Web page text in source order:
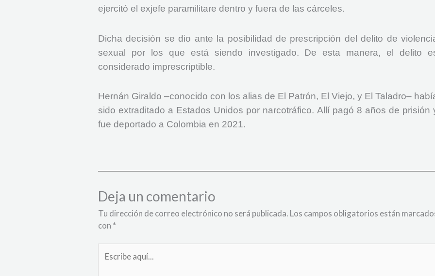
ejercitó el exjefe paramilitare dentro y fuera de las cárceles.
Dicha decisión se dio ante la posibilidad de prescripción del delito de
sexual por los que está siendo investigado. De esta manera, el delito
considerado imprescriptible.
Hernán Giraldo –conocido con los alias de El Patrón, El Viejo, y El Taladro–
sido extraditado a Estados Unidos por narcotráfico. Allí pagó 8 años de prisión
fue deportado a Colombia en 2021.
Deja un comentario
Tu dirección de correo electrónico no será publicada. Los campos obligatorios están
con *
aquí...